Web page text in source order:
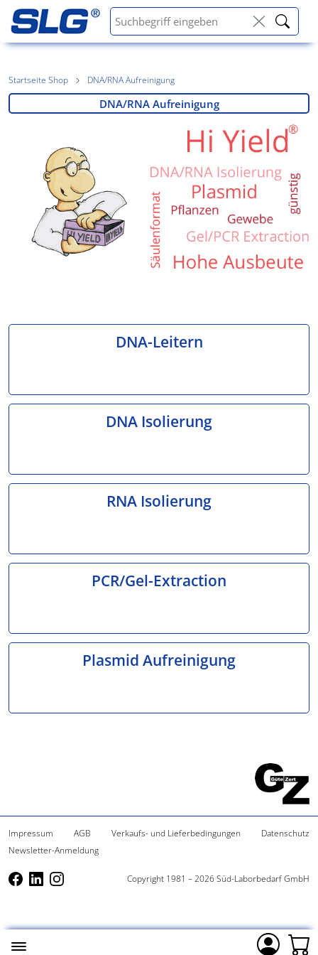
Startseite Shop DNA/RNA Aufreinigung
DNA/RNA Aufreinigung
DNA-Leitern
DNA Isolierung
RNA Isolierung
PCR/Gel-Extraction
Plasmid Aufreinigung
Impressum AGB Verkaufs- und Lieferbedingungen
Datenschutz
Newsletter-Anmeldung
Copyright 1981 – 2026 Süd-Laborbedarf GmbH